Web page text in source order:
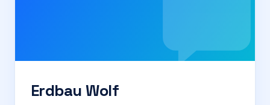
PreiseErdbau Wolf